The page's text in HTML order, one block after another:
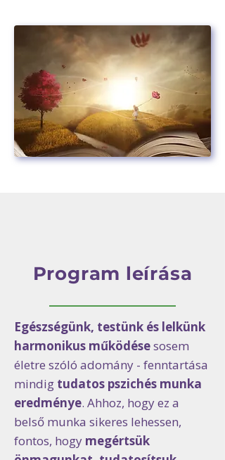
Program leírása
Egészségünk, testünk és lelkünk
harmonikus működésesosem
életre szóló adomány - fenntartása
mindig tudatos pszichés munka
eredménye. Ahhoz, hogy ez a
belső munka sikeres lehessen,
fontos, hogy megértsük